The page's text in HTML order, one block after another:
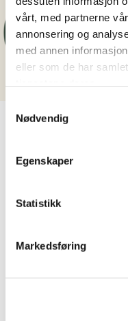
vårt, med partnerne
annonsering og
med annen
eller som de har
Nødvendig
Egenskaper
Statistikk
Markedsføring